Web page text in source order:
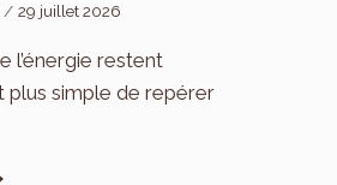
29 juillet 2026
l’énergie restent
plus simple de repérer